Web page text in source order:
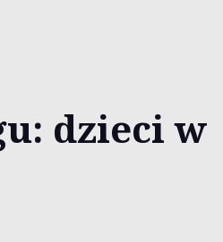
dzieci w